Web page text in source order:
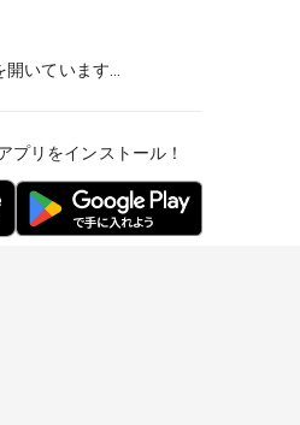
いています...
プリをインストール！